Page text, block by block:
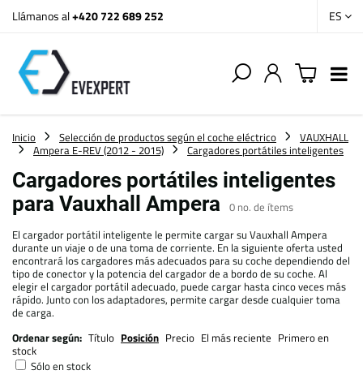
Llámanos al+420 722 689 252 ES
Inicio Selección de productos según el coche eléctrico
VAUXHALL
Ampera E-REV (2012 - 2015)
Cargadores portátiles inteligentes
Cargadores portátiles inteligentes
para Vauxhall Ampera 0 no. de ítems
El cargador portátil inteligente le permite cargar su Vauxhall Ampera
durante un viaje o de una toma de corriente. En la siguiente oferta usted
encontrará los cargadores más adecuados para su coche dependiendo del
tipo de conector y la potencia del cargador de a bordo de su coche. Al
elegir el cargador portátil adecuado, puede cargar hasta cinco veces más
rápido. Junto con los adaptadores, permite cargar desde cualquier toma
de carga.
Ordenar según: Título Posición Precio El más reciente Primero en
stock
Sólo en stock